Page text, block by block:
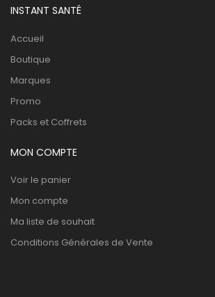
INSTANT SANTÉ
Accueil
Boutique
Marques
Promo
Packs et Coffrets
MON COMPTE
Voir le panier
Mon compte
Ma liste de souhait
Conditions Générales de Vente